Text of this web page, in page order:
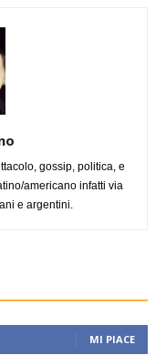
gossip, politica, e
americano infatti via
e argentini.
MI PIACE